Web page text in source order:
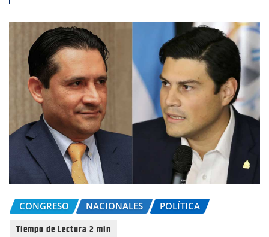
CONGRESO NACIONALES POLÍTICA